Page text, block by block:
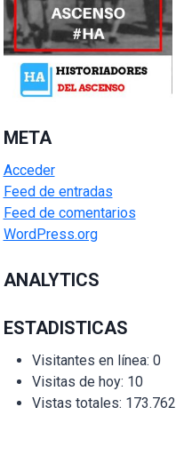
META
Acceder
Feed de entradas
Feed de comentarios
WordPress.org
ANALYTICS
ESTADISTICAS
Visitantes en línea: 0
Visitas de hoy: 10
Vistas totales: 173.762